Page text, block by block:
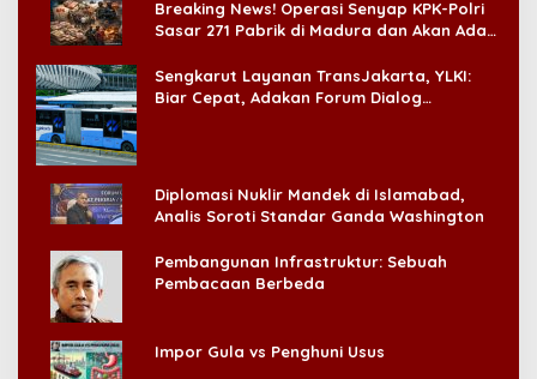
Breaking News! Operasi Senyap KPK-Polri
Sasar 271 Pabrik di Madura dan Akan Ada
Sengkarut Layanan TransJakarta, YLKI:
Biar Cepat, Adakan Forum Dialog
Diplomasi Nuklir Mandek di Islamabad,
Analis Soroti Standar Ganda Washington
Pembangunan Infrastruktur: Sebuah
Pembacaan Berbeda
Impor Gula vs Penghuni Usus